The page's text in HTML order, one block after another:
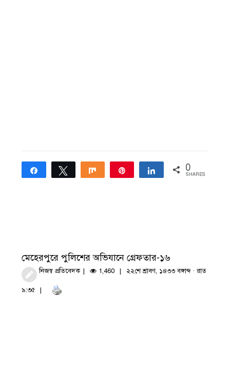
Share Tweet Share Share 0
SHARES
মেহেরপুরে পুলিশের অভিযানে গ্রেফতার-১৬
নিজস্ব প্রতিবেদক 1,460 ২২শে শ্রাবণ, ১৪৩৩ বঙ্গাব্দ · রাত
৯:৩৫